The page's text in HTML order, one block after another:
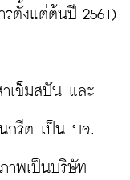
รตั้งแต่ต้นปี 2561)
าเข็มสปัน และ
กรีต เป็น บจ.
าพเป็นบริษัท